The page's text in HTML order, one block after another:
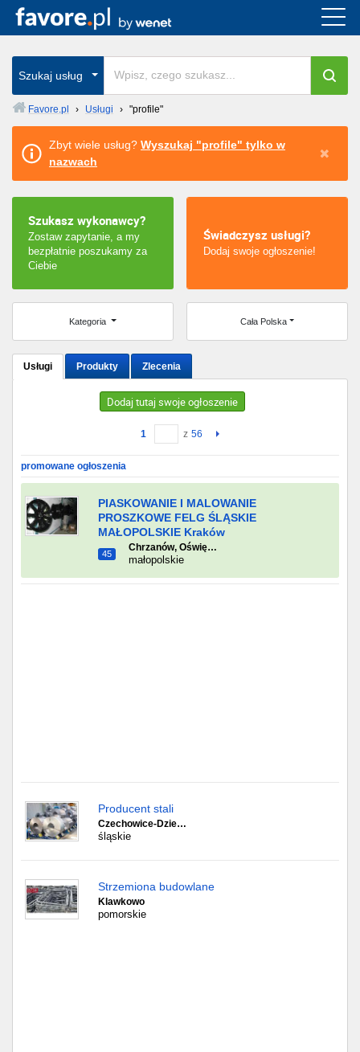
Szukaj usług
Favore.pl › Usługi › "profile"
Zbyt wiele usług? Wyszukaj "profile" tylko w
nazwach
Szukasz wykonawcy?
Zostaw zapytanie, a my
bezpłatnie poszukamy za
Ciebie
Świadczysz usługi?
Dodaj swoje ogłoszenie!
Kategoria Cała Polska
Usługi Produkty Zlecenia
Dodaj tutaj swoje ogłoszenie
1 z 56
promowane ogłoszenia
PIASKOWANIE I MALOWANIE
PROSZKOWE FELG ŚLĄSKIE
MAŁOPOLSKIE Kraków
45
Chrzanów, Oświę…
małopolskie
Producent stali
Czechowice-Dzie…
śląskie
Strzemiona budowlane
Klawkowo
pomorskie
Cała Polska
wszystkie w całym kraju
Warszawa
Wrocław
Poznań
Szczecin
Lublin
Bydgoszcz
Rzeszów
Gdynia
Olsztyn
Sosnowiec
Tarnów